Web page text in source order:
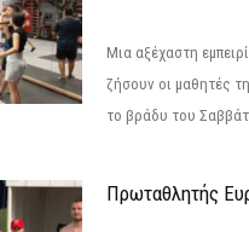
Μια αξέχαστη
ζήσουν οι μαθητές
το βράδυ του
Πρωταθλητής